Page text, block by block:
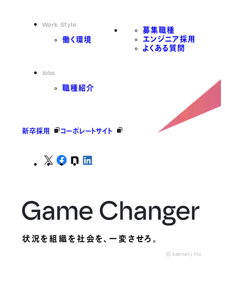
Work Style
働く環境
Jobs
職種紹介
募集職種
エンジニア採用
よくある質問
新卒採用 コーポレートサイト
状況を組織を社会を、一変させろ。
© kaonavi, Inc